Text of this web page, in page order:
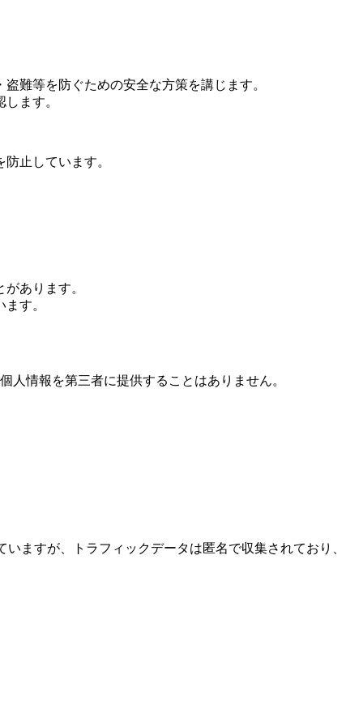
難等を防ぐための安全な方策を講じます。
ます。
止しています。
あります。
す。
人情報を第三者に提供することはありません。
ますが、トラフィックデータは匿名で収集されており、